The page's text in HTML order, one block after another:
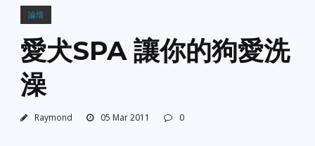
論壇
愛犬SPA 讓你的狗愛洗
澡
Raymond 05 Mar 2011 0